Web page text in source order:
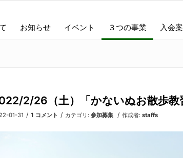
お知らせ イベント ３つの事業 入会
2/26（土）「かないぬお散歩教
01-31 / 1 コメント / カテゴリ: 参加募集 / 作成者: staffs